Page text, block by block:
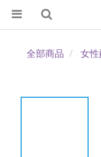
全部商品 女